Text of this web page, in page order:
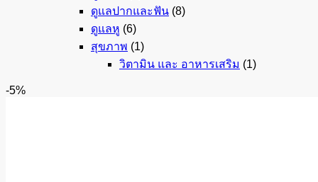
ดูแลปากและฟัน (8)
ดูแลหู (6)
สุขภาพ (1)
วิตามิน และ อาหารเสริม (1)
-5%